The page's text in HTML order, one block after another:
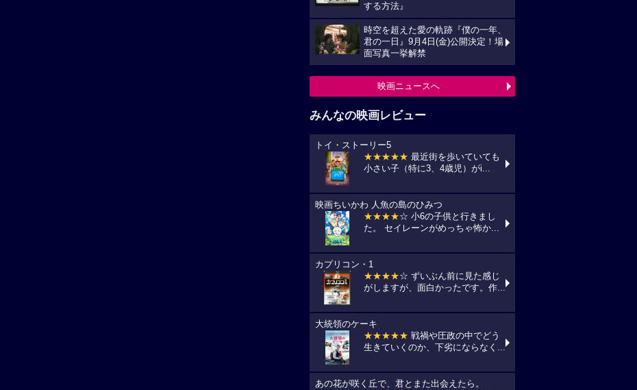
する方法』
時空を超えた愛の軌跡『僕の一年、
君の一日』9月4日(金)公開決定！場
面写真一挙解禁
映画ニュースへ
みんなの映画レビュー
トイ・ストーリー5
★★★★★ 最近街を歩いていても
小さい子（特に3、4歳児）がi...
映画ちいかわ 人魚の島のひみつ
★★★★☆ 小6の子供と行きまし
た。 セイレーンがめっちゃ怖か...
カプリコン・1
★★★★☆ ずいぶん前に見た感じ
がしますが、面白かったです。作...
大統領のケーキ
★★★★★ 戦禍や圧政の中でどう
生きていくのか、下劣にならなく...
あの花が咲く丘で、君とまた出会えたら。